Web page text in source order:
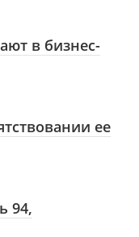
в бизнес-
ее
94,